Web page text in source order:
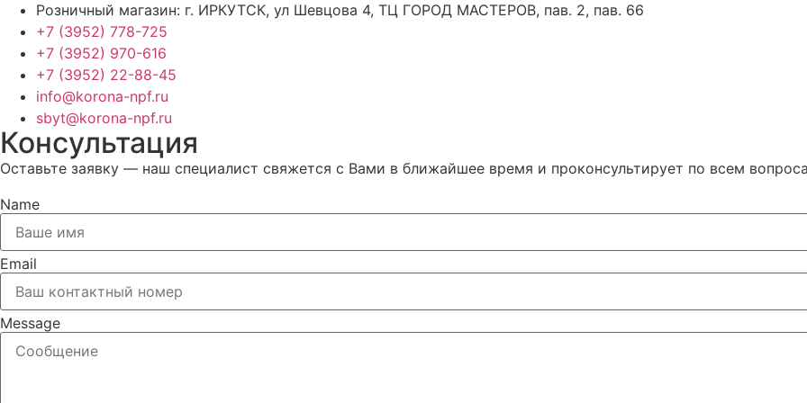
Розничный магазин: г. ИРКУТСК, ул Шевцова 4, ТЦ ГОРОД МАСТЕРОВ, пав. 2, пав. 66
+7 (3952) 778-725
+7 (3952) 970-616
+7 (3952) 22-88-45
info@korona-npf.ru
sbyt@korona-npf.ru
Консультация
Оставьте заявку — наш специалист свяжется с Вами в ближайшее время и проконсультирует по всем
Name
Email
Message